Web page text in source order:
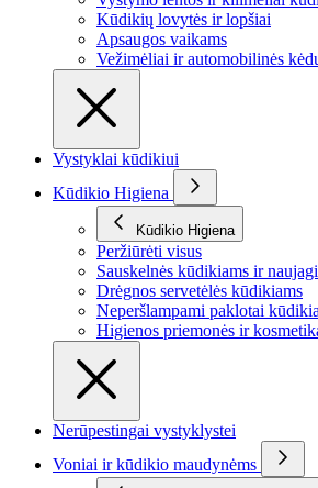
Kūdikių lovytės ir lopšiai
Apsaugos vaikams
Vežimėliai ir automobilinės
Vystyklai kūdikiui
Kūdikio Higiena
Kūdikio Higiena
Peržiūrėti visus
Sauskelnės kūdikiams ir
Drėgnos servetėlės kūdikiams
Neperšlampami paklotai
Higienos priemonės ir
Nerūpestingai vystyklystei
Voniai ir kūdikio maudynėms